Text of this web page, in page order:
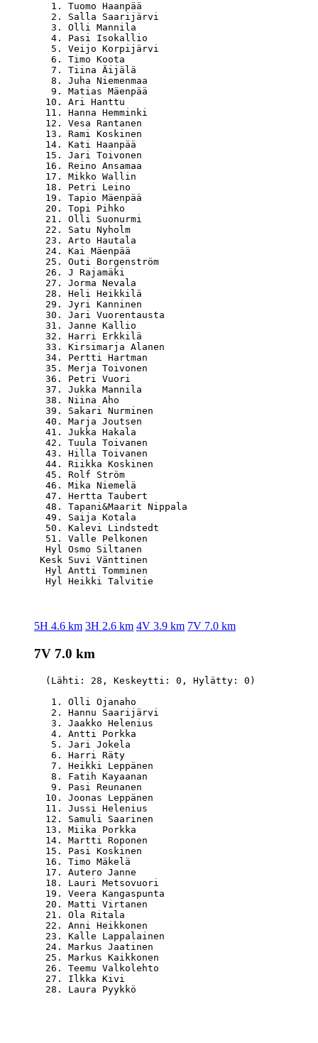
1. Tuomo Haanpää
2. Salla Saarijärvi
3. Olli Mannila
4. Pasi Isokallio
5. Veijo Korpijärvi
6. Timo Koota
7. Tiina Äijälä
8. Juha Niemenmaa
9. Matias Mäenpää
10. Ari Hanttu
11. Hanna Hemminki
12. Vesa Rantanen
13. Rami Koskinen
14. Kati Haanpää
15. Jari Toivonen
16. Reino Ansamaa
17. Mikko Wallin
18. Petri Leino
19. Tapio Mäenpää
20. Topi Pihko
21. Olli Suonurmi
22. Satu Nyholm
23. Arto Hautala
24. Kai Mäenpää
25. Outi Borgenström
26. J Rajamäki
27. Jorma Nevala
28. Heli Heikkilä
29. Jyri Kanninen
30. Jari Vuorentausta
31. Janne Kallio
32. Harri Erkkilä
33. Kirsimarja Alanen
34. Pertti Hartman
35. Merja Toivonen
36. Petri Vuori
37. Jukka Mannila
38. Niina Aho
39. Sakari Nurminen
40. Marja Joutsen
41. Jukka Hakala
42. Tuula Toivanen
43. Hilla Toivanen
44. Riikka Koskinen
45. Rolf Ström
46. Mika Niemelä
47. Hertta Taubert
48. Tapani&Maarit Nippala
49. Saija Kotala
50. Kalevi Lindstedt
51. Valle Pelkonen
Hyl Osmo Siltanen
Kesk Suvi Vänttinen
Hyl Antti Tomminen
5H 4.6 km 3H 2.6 km 4V 3.9 km 7V 7.0 km
7V 7.0 km
  (Lähti: 28, Keskeytti: 0, Hylätty: 0)
1. Olli Ojanaho
2. Hannu Saarijärvi
3. Jaakko Helenius
4. Antti Porkka
5. Jari Jokela
6. Harri Räty
7. Heikki Leppänen
8. Fatih Kayaanan
9. Pasi Reunanen
10. Joonas Leppänen
11. Jussi Helenius
12. Samuli Saarinen
13. Miika Porkka
14. Martti Roponen
15. Pasi Koskinen
16. Timo Mäkelä
17. Autero Janne
18. Lauri Metsovuori
19. Veera Kangaspunta
20. Matti Virtanen
21. Ola Ritala
22. Anni Heikkonen
23. Kalle Lappalainen
24. Markus Jaatinen
25. Markus Kaikkonen
26. Teemu Valkolehto
27. Ilkka Kivi